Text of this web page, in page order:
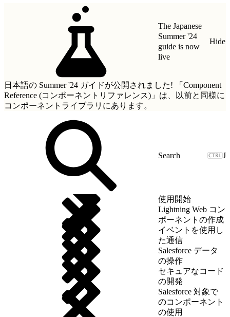
The Japanese
Summer '24
guide is now
live
Hide
日本語の Summer '24 ガイドが公開されました!
「Component
Reference (コンポーネントリファレンス)」 は、以前と同様に
コンポーネントライブラリにあります。
J
使用開始
Lightning Web コン
ポーネントの作成
イベントを使用し
た通信
Salesforce データ
の操作
セキュアなコード
の開発
Salesforce 対象で
のコンポーネント
の使用